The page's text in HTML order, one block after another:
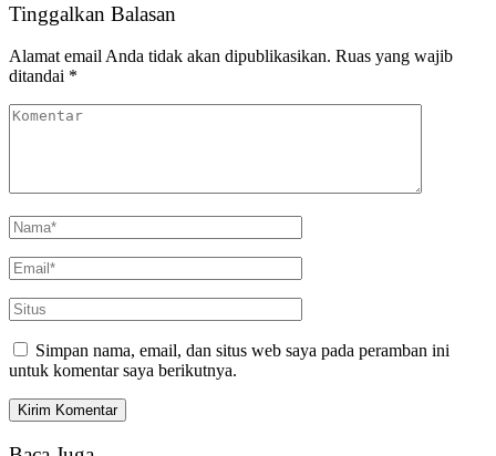
Tinggalkan Balasan
Alamat email Anda tidak akan dipublikasikan. Ruas yang wajib
ditandai *
Simpan nama, email, dan situs web saya pada peramban ini
untuk komentar saya berikutnya.